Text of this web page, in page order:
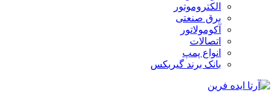
الکتروموتور
برق صنعتی
آکومولاتور
اتصالات
انواع پمپ
بانک برند گیربکس